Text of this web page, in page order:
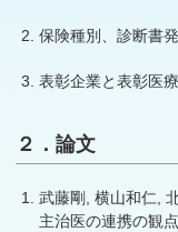
保険種別、診断書
表彰企業と表彰医
２．論文
武藤剛, 横山和仁,
主治医の連携の観